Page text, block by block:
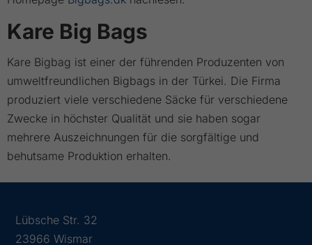
Kare Big Bags
Kare Bigbag ist einer der führenden Produzenten von
umweltfreundlichen Bigbags in der Türkei. Die Firma
produziert viele verschiedene Säcke für verschiedene
Zwecke in höchster Qualität und sie haben sogar
mehrere Auszeichnungen für die sorgfältige und
behutsame Produktion erhalten.
Lübsche Str. 32
23966 Wismar